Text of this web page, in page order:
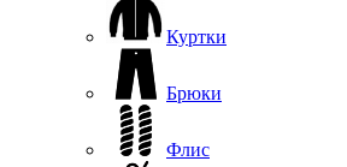
Куртки
Брюки
Флис